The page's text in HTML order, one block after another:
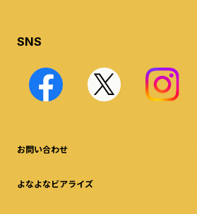
SNS
お問い合わせ
よなよなビアライズ